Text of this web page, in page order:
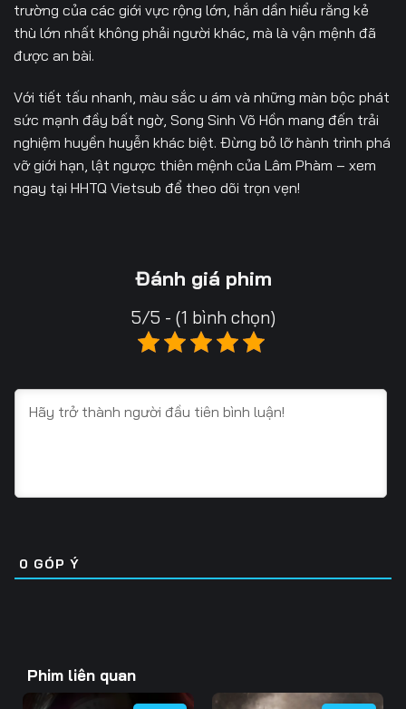
trường của các giới vực rộng lớn, hắn dần hiểu rằng kẻ
thù lớn nhất không phải người khác, mà là vận mệnh đã
được an bài.
Với tiết tấu nhanh, màu sắc u ám và những màn bộc phát
sức mạnh đầy bất ngờ, Song Sinh Võ Hồn mang đến trải
nghiệm huyền huyễn khác biệt. Đừng bỏ lỡ hành trình phá
vỡ giới hạn, lật ngược thiên mệnh của Lâm Phàm – xem
ngay tại HHTQ Vietsub để theo dõi trọn vẹn!
Đánh giá phim
5/5 - (1 bình chọn)
0 GÓP Ý
Phim liên quan